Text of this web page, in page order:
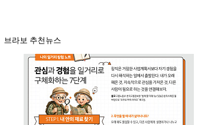
브라보 추천뉴스